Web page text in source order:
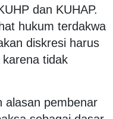
dan KUHAP.
hukum terdakwa
diskresi harus
tidak
alasan pembenar